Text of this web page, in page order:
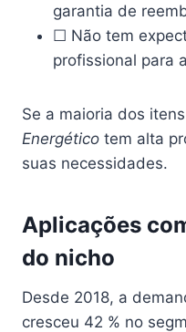
garantia de
☐ Não tem
profissional para
Se a maioria dos
Energético tem alta
suas necessidades.
Aplicações
do nicho
Desde 2018, a
cresceu 42 % no